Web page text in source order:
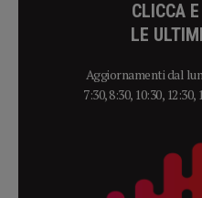
CLICCA
LE
Aggiornamenti dal
7:30, 8:30, 10:30, 12:30,